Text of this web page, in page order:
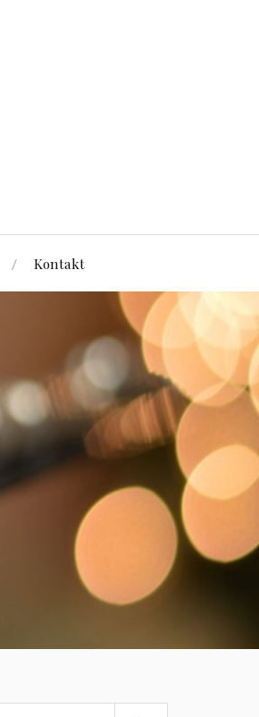
Kontakt